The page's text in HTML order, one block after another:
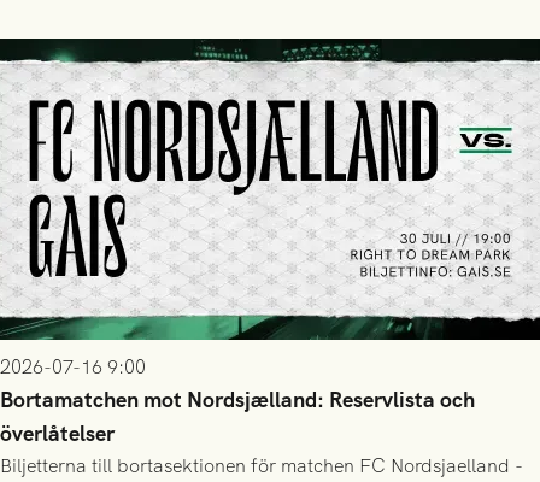
2026-07-16 9:00
Bortamatchen mot Nordsjælland: Reservlista och
överlåtelser
Biljetterna till bortasektionen för matchen FC Nordsjaelland -